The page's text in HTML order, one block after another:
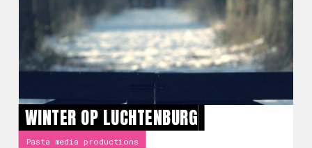
WINTER OP LUCHTENBURG
Pasta media productions